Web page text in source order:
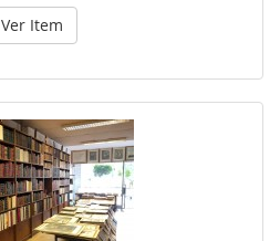
Ver Item